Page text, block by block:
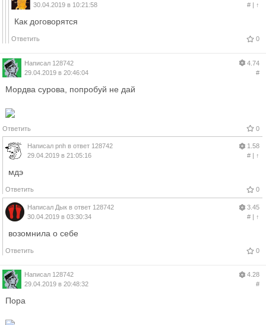
30.04.2019 в 10:21:58
#| ↑
Как договорятся
Ответить 0
Написал 128742
29.04.2019 в 20:46:04
4.74
#
Мордва сурова, попробуй не дай
Ответить 0
Написал pnh в ответ 128742
29.04.2019 в 21:05:16
1.58
#| ↑
мдэ
Ответить 0
Написал Дык в ответ 128742
30.04.2019 в 03:30:34
3.45
#| ↑
возомнила о себе
Ответить 0
Написал 128742
29.04.2019 в 20:48:32
4.28
#
Пора